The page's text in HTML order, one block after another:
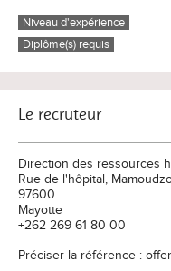
Niveau d'expérience
Diplôme(s) requis
Le recruteur
Direction des ressources
Rue de l'hôpital,
97600
Mayotte
+262 269 61 80 00
Préciser la référence :